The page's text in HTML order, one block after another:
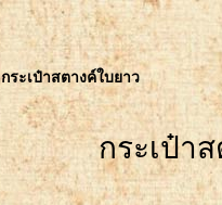
กระเป๋าสตางค์ใบยาว
กระเป๋า